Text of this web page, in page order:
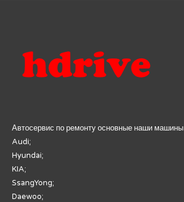
Автосервис по ремонту основные наши машины
Audi;
Hyundai;
KIA;
SsangYong;
Daewoo;